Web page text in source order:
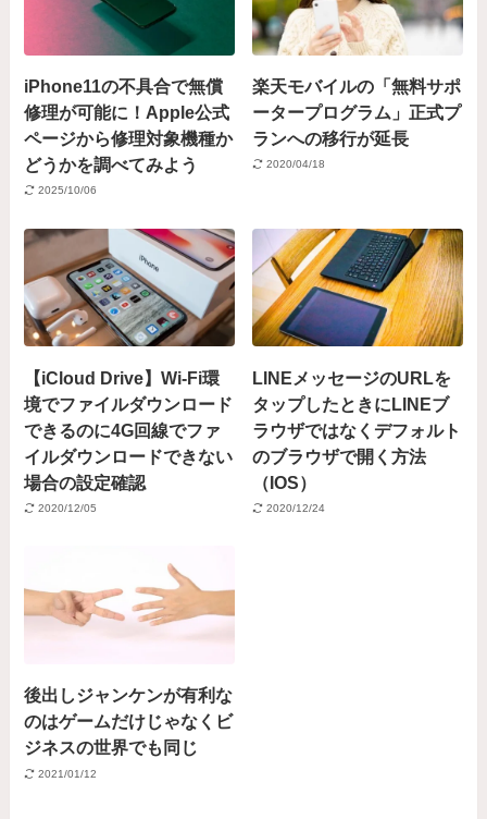
iPhone11の不具合で無償
修理が可能に！Apple公式
ページから修理対象機種か
どうかを調べてみよう
2025/10/06
楽天モバイルの「無料サポ
ータープログラム」正式プ
ランへの移行が延長
2020/04/18
【iCloud Drive】Wi-Fi環
境でファイルダウンロード
できるのに4G回線でファ
イルダウンロードできない
場合の設定確認
2020/12/05
LINEメッセージのURLを
タップしたときにLINEブ
ラウザではなくデフォルト
のブラウザで開く方法
（IOS）
2020/12/24
後出しジャンケンが有利な
のはゲームだけじゃなくビ
ジネスの世界でも同じ
2021/01/12